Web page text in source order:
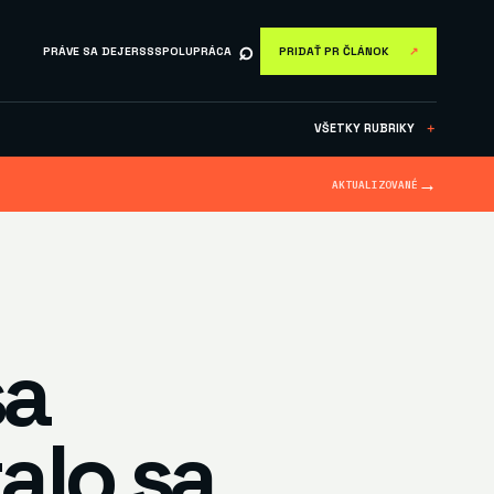
PRÁVE SA DEJERSSSPOLUPRÁCA ⌕ PRIDAŤ PR ČLÁNOK ↗
VŠETKY RUBRIKY ＋
AKTUALIZOVANÉ →